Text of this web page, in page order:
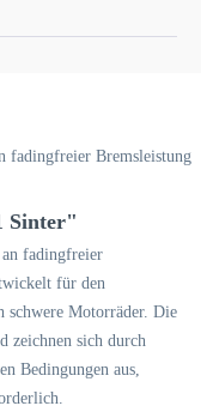
fadingfreier Bremsleistung
Sinter"
fadingfreier
für den
schwere Motorräder. Die
zeichnen sich durch
Bedingungen aus,